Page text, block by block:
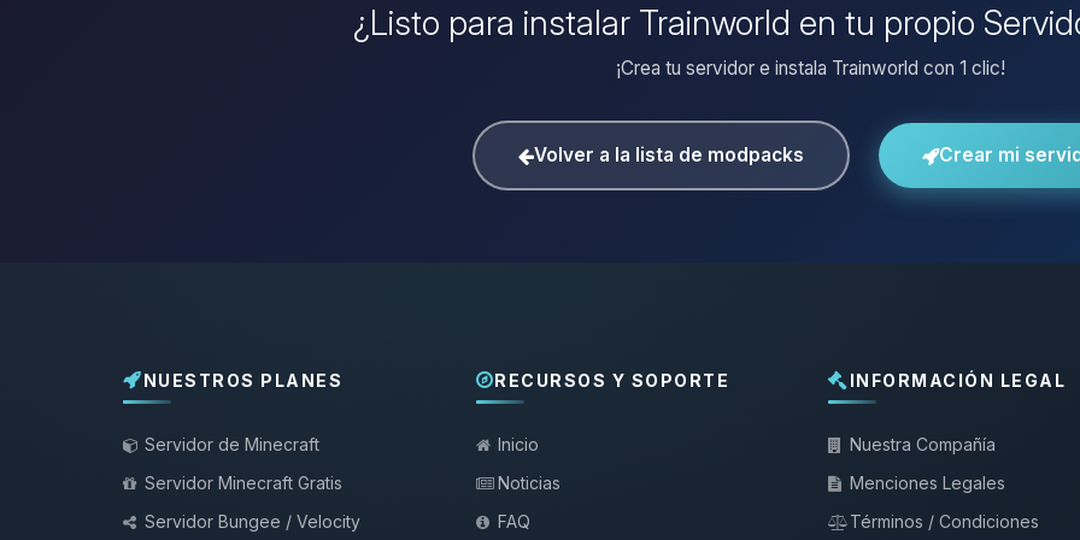
¿Listo para instalar Trainworld en tu propio
¡Crea tu servidor e instala Trainworld con 1 clic!
Volver a la lista de modpacks Crear mi
NUESTROS PLANES
Servidor de Minecraft
Servidor Minecraft Gratis
Servidor Bungee / Velocity
RECURSOS Y SOPORTE
Inicio
Noticias
FAQ
INFORMACIÓN LEGAL
Nuestra Compañía
Menciones Legales
Términos / Condiciones